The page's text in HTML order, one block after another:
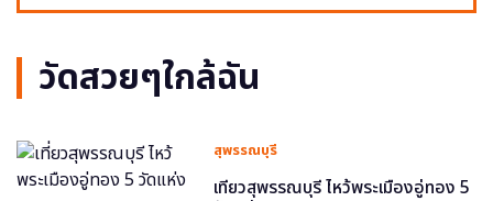
วัดสวยๆใกล้ฉัน
สุพรรณบุรี
เที่ยวสุพรรณบุรี ไหว้พระเมืองอู่ทอง 5